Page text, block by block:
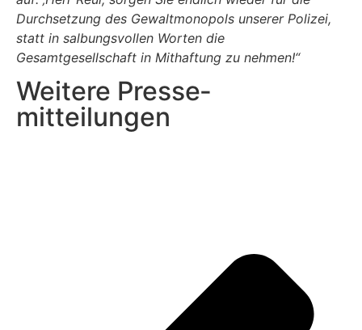
Durchsetzung des Gewaltmonopols unserer Polizei,
statt in salbungsvollen Worten die
Gesamtgesellschaft in Mithaftung zu nehmen!“
Weitere Presse­
mitteilungen